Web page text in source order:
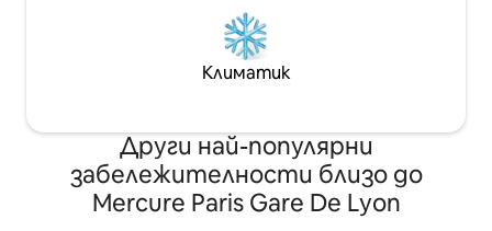
Климатик
Други най-популярни
забележителности близо до
Mercure Paris Gare De Lyon